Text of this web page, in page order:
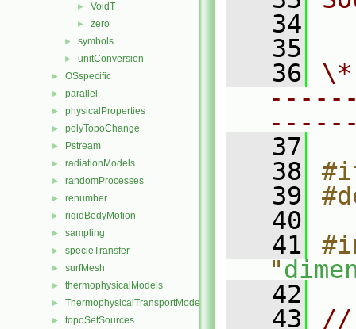
► VoidT
► zero
► symbols
► unitConversion
► OSspecific
► parallel
► physicalProperties
► polyTopoChange
► Pstream
► radiationModels
► randomProcesses
► renumber
► rigidBodyMotion
► sampling
► specieTransfer
► surfMesh
► thermophysicalModels
► ThermophysicalTransportModels
► topoSetSources
   34
   35
   36
   37
   38
   39
   40
   41
"
   42
   43
//